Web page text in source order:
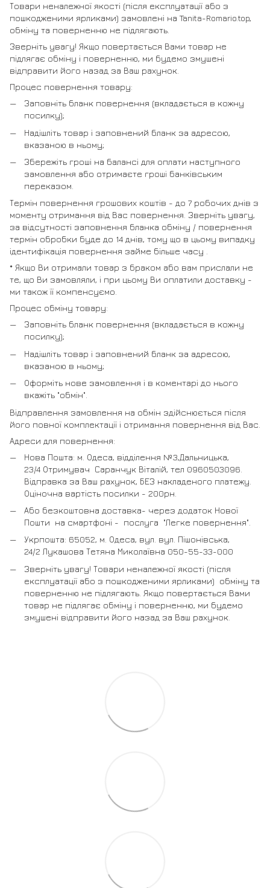
Товари неналежної якості (після експлуатації або з
пошкодженими ярликами) замовлені на Tanita-Romario.top,
обміну та поверненню не підлягають.
Зверніть увагу! Якщо повертається Вами товар не
підлягає обміну і поверненню, ми будемо змушені
відправити його назад за Ваш рахунок.
Процес повернення товару:
Заповніть бланк повернення (вкладається в кожну
посилку);
Надішліть товар і заповнений бланк за адресою,
вказаною в ньому;
Збережіть гроші на балансі для оплати наступного
замовлення або отримаєте гроші банківським
переказом.
Термін повернення грошових коштів - до 7 робочих днів з
моменту отримання від Вас повернення. Зверніть увагу,
за відсутності заповнення бланка обміну / повернення
термін обробки буде до 14 днів, тому що в цьому випадку
ідентифікація повернення займе більше часу .
* Якщо Ви отримали товар з браком або вам прислали не
те, що Ви замовляли, і при цьому Ви оплатили доставку -
ми також її компенсуємо.
Процес обміну товару:
Заповніть бланк повернення (вкладається в кожну
посилку);
Надішліть товар і заповнений бланк за адресою,
вказаною в ньому;
Оформіть нове замовлення і в коментарі до нього
вкажіть "обмін".
Відправлення замовлення на обмін здійснюється після
його повної комплектації і отримання повернення від Вас.
Адреси для повернення:
Нова Пошта: м. Одеса, відділення №3,Дальницька,
23/4 Отримувач Саранчук Віталій, тел 0960503096.
Відправка за Ваш рахунок, БЕЗ накладеного платежу.
Оціночна вартість посилки - 200рн.
Або безкоштовна доставка- через додаток Нової
Пошти на смартфоні - послуга "Легке повернення".
Укрпошта: 65052, м. Одеса, вул. вул. Пішонівська,
24/2 Лукашова Тетяна Миколаївна 050-55-33-000
Зверніть увагу! Товари неналежної якості (після
експлуатації або з пошкодженими ярликами) обміну та
поверненню не підлягають. Якщо повертається Вами
товар не підлягає обміну і поверненню, ми будемо
змушені відправити його назад за Ваш рахунок.